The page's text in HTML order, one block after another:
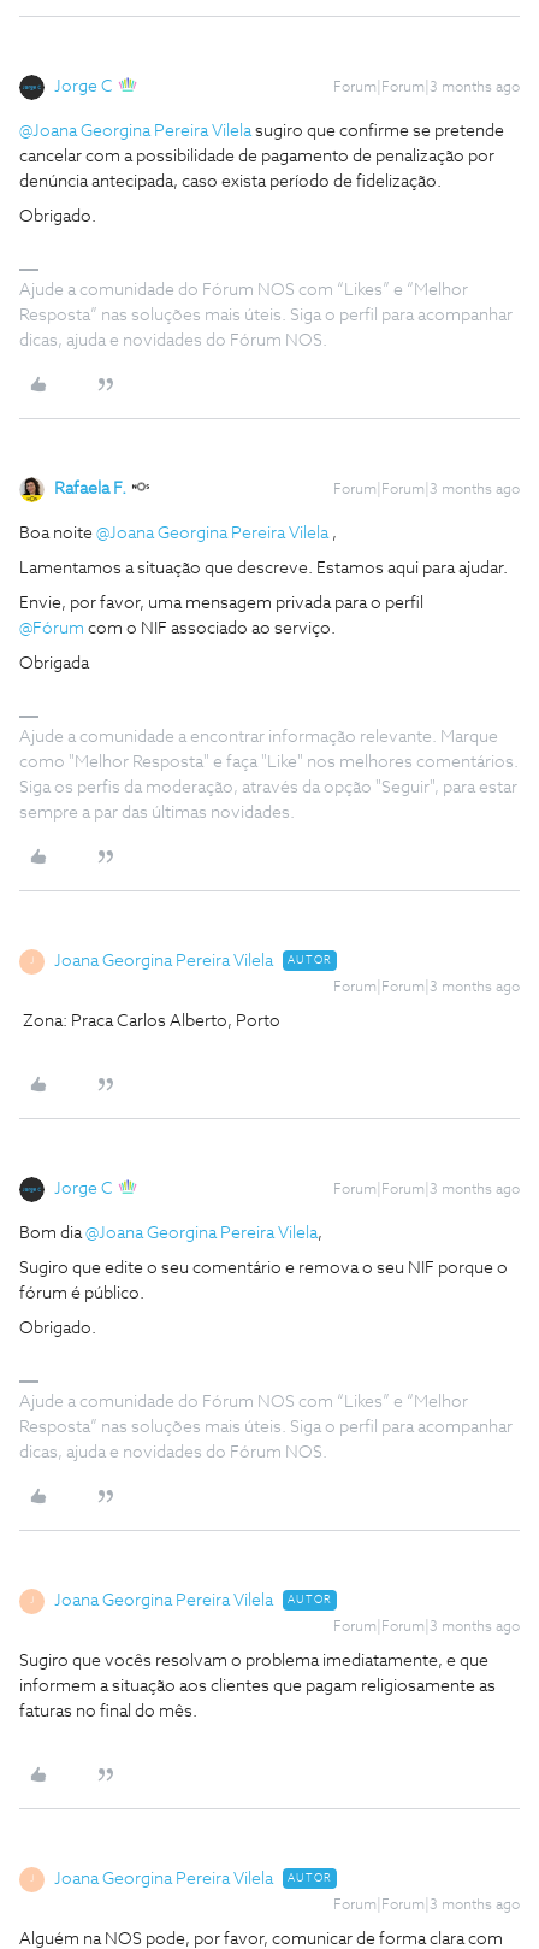
Jorge C Forum|Forum|3 months ago
@Joana Georgina Pereira Vilelasugiro que confirme se pretende
cancelar com a possibilidade de pagamento de penalização por
denúncia antecipada, caso exista período de fidelização.
Obrigado.
Ajude a comunidade do Fórum NOS com “Likes” e “Melhor
Resposta” nas soluções mais úteis. Siga o perfil para acompanhar
dicas, ajuda e novidades do Fórum NOS.
Rafaela F. Forum|Forum|3 months ago
Boa noite ​ @Joana Georgina Pereira Vilela,
Lamentamos a situação que descreve. Estamos aqui para ajudar.
Envie, por favor, uma mensagem privada para o perfil ​
@Fórum com o NIF associado ao serviço.
Obrigada
Ajude a comunidade a encontrar informação relevante. Marque
como "Melhor Resposta" e faça "Like" nos melhores comentários.
Siga os perfis da moderação, através da opção "Seguir", para estar
sempre a par das últimas novidades.
J Joana Georgina Pereira Vilela AUTOR
Forum|Forum|3 months ago
Zona: Praca Carlos Alberto, Porto
Jorge C Forum|Forum|3 months ago
Bom dia ​@Joana Georgina Pereira Vilela,
Sugiro que edite o seu comentário e remova o seu NIF porque o
fórum é público.
Obrigado.
Ajude a comunidade do Fórum NOS com “Likes” e “Melhor
Resposta” nas soluções mais úteis. Siga o perfil para acompanhar
dicas, ajuda e novidades do Fórum NOS.
J Joana Georgina Pereira Vilela AUTOR
Forum|Forum|3 months ago
Sugiro que vocês resolvam o problema imediatamente, e que
informem a situação aos clientes que pagam religiosamente as
faturas no final do mês.
J Joana Georgina Pereira Vilela AUTOR
Forum|Forum|3 months ago
Alguém na NOS pode, por favor, comunicar de forma clara com